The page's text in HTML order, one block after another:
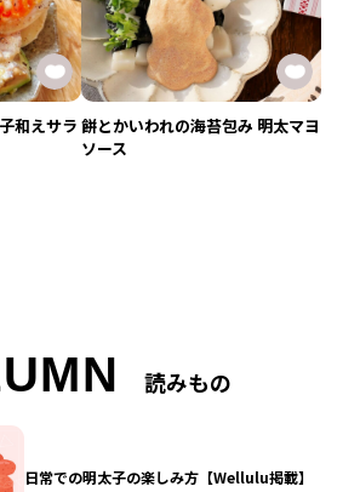
和えサラ 餅とかいわれの海苔包み 明太マヨ
ソース
読みもの
日常での明太子の楽しみ方【Wellulu掲載】